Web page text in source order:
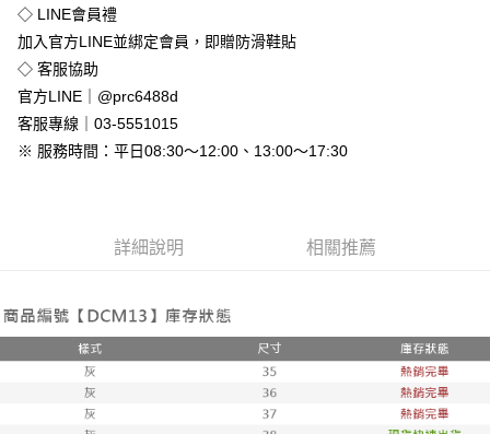
全家付款取貨
免運費
付款後全家取貨
免運費
7-11付款取貨
每筆NT$90，滿NT$999(含以上)免運費
離島郵局配送
每筆NT$90，滿NT$999(含以上)免運費
◇ LINE會員禮
加入官方LINE並綁定會員，即贈防滑鞋貼
◇ 客服協助
官方LINE｜@prc6488d
客服專線｜03-5551015
※ 服務時間：平日08:30～12:00、13:00～17:30
詳細說明 相關推薦